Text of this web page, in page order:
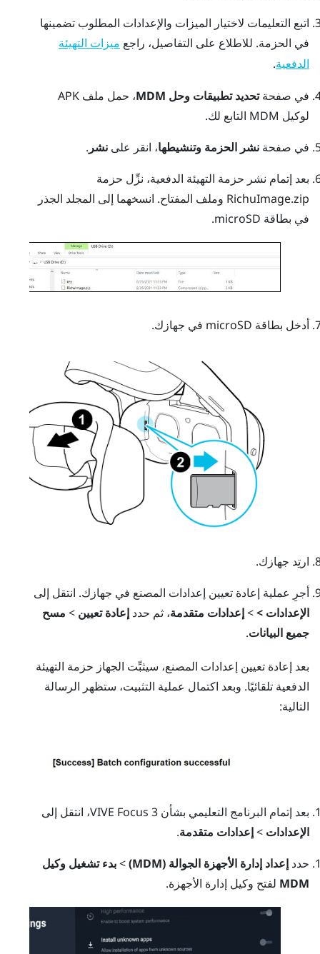
اتبع التعليمات لاختيار الميزات والإعدادات المطلوب تضمينها
في الحزمة. للاطلاع على التفاصيل، راجع ميزات التهيئة
الدفعية.
في صفحةتحديد تطبيقات وحل MDM
، حمل ملف APK
لوكيل MDM التابع لك.
في صفحة نشر الحزمة وتنشيطها، انقر على نشر .
بعد إتمام نشر حزمة التهيئة الدفعية، نزِّل حزمة
RichuImage.zip وملف المفتاح. انسخهما إلى المجلد الجذر
في بطاقة microSD
.
أدخل بطاقة microSD في جهازك.
ارتِد جهازك.
أجرِ عملية إعادة تعيين إعدادات المصنع في جهازك. انتقل إلى
الإعدادات >>إعدادات متقدمة، ثم حدد إعادة تعيين > مسح
جميع البيانات.
بعد إعادة تعيين إعدادات المصنع، سيثبِّت الجهاز حزمة التهيئة
الدفعية تلقائيًا. وبعد اكتمال عملية التثبيت، ستظهر الرسالة
التالية:
بعد إتمام البرنامج التعليمي بشأن 3 VIVE Focus، انتقل إلى
الإعدادات >إعدادات متقدمة.
حدد إعداد إدارة الأجهزة الجوالة (MDM) >بدء تشغيل وكيل
MDM لفتح وكيل إدارة الأجهزة.